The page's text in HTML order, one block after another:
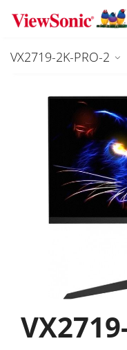
Skip to main content
VX2719-2K-PRO-2